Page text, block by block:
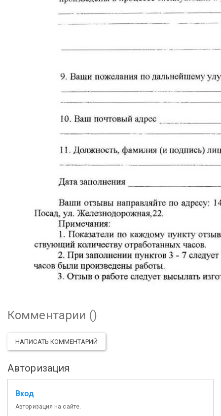
Комментарии ()
НАПИСАТЬ КОММЕНТАРИЙ
Авторизация
Вход
Авторизация на сайте.